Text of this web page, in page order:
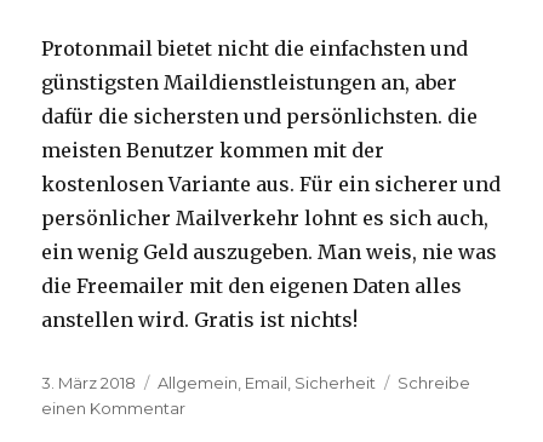
Protonmail bietet nicht die einfachsten und
günstigsten Maildienstleistungen an, aber
dafür die sichersten und persönlichsten. die
meisten Benutzer kommen mit der
kostenlosen Variante aus. Für ein sicherer und
persönlicher Mailverkehr lohnt es sich auch,
ein wenig Geld auszugeben. Man weis, nie was
die Freemailer mit den eigenen Daten alles
anstellen wird. Gratis ist nichts!
Veröffentlicht
am
3. März 2018 Kategorien
Allgemein Email Sicherheit
Schreibe
einen Kommentar